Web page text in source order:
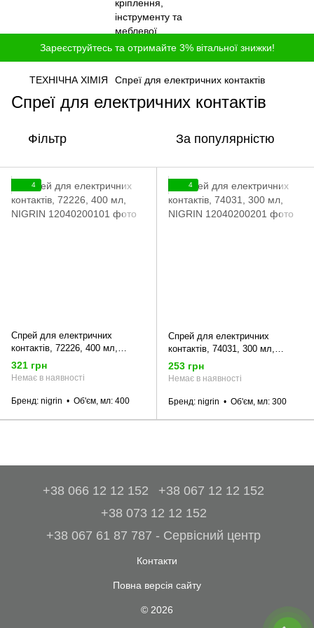
Зареєструйтесь та отримайте 3% вітальної знижки!
ТЕХНІЧНА ХІМІЯ Спреї для електричних контактів
Спреї для електричних контактів
Фільтр За популярністю
4
Спрей для електричних
контактів, 72226, 400 мл,
NIGRIN
321 грн
Немає в наявності
Бренд nigrin Об'єм, мл 400
4
Спрей для електричних
контактів, 74031, 300 мл,
NIGRIN
253 грн
Немає в наявності
Бренд nigrin Об'єм, мл 300
+38 066 12 12 152
+38 067 12 12 152
+38 073 12 12 152
+38 067 61 87 787 - Сервісний центр
Контакти
Повна версія сайту
© 2026